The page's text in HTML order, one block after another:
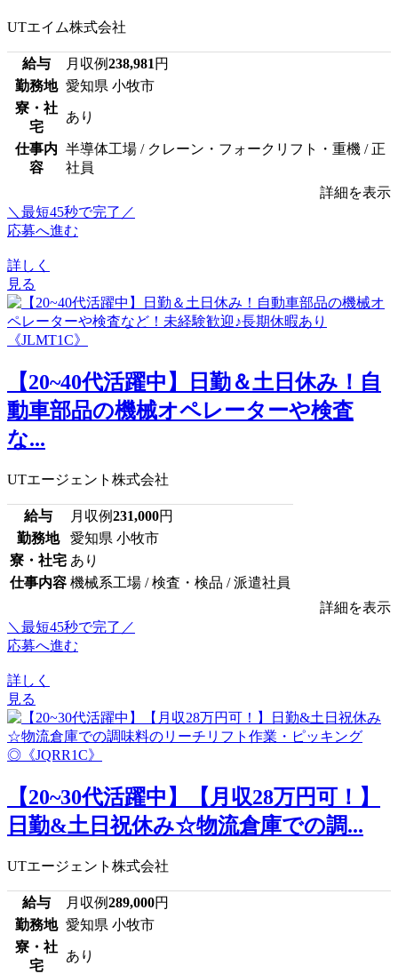
UTエイム株式会社
給与 月収例238,981 円
勤務地 愛知県 小牧市
寮・社
宅
あり
仕事内
容
半導体工場 / クレーン・フォークリフト・重機 / 正
社員
詳細を表示
＼最短45秒で完了／
応募へ進む
詳しく
見る
【20~40代活躍中】日勤＆土日休み！自
動車部品の機械オペレーターや検査
な...
UTエージェント株式会社
給与 月収例231,000円
勤務地
愛知県 小牧市
寮・社宅 あり
仕事内容 機械系工場 / 検査・検品 / 派遣社員
詳細を表示
＼最短45秒で完了／
応募へ進む
詳しく
見る
【20~30代活躍中】【月収28万円可！】
日勤&土日祝休み☆物流倉庫での調...
UTエージェント株式会社
給与 月収例289,000円
勤務地 愛知県 小牧市
寮・社
宅
あり